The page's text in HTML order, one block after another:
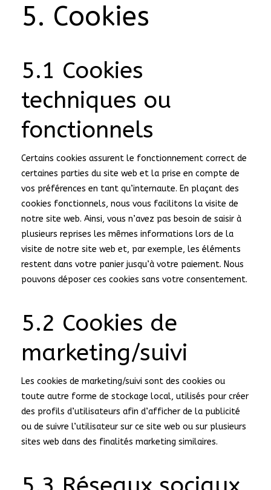
5. Cookies
5.1 Cookies
techniques ou
fonctionnels
Certains cookies assurent le fonctionnement correct de
certaines parties du site web et la prise en compte de
vos préférences en tant qu’internaute. En plaçant des
cookies fonctionnels, nous vous facilitons la visite de
notre site web. Ainsi, vous n’avez pas besoin de saisir à
plusieurs reprises les mêmes informations lors de la
visite de notre site web et, par exemple, les éléments
restent dans votre panier jusqu’à votre paiement. Nous
pouvons déposer ces cookies sans votre consentement.
5.2 Cookies de
marketing/suivi
Les cookies de marketing/suivi sont des cookies ou
toute autre forme de stockage local, utilisés pour créer
des profils d’utilisateurs afin d’afficher de la publicité
ou de suivre l’utilisateur sur ce site web ou sur plusieurs
sites web dans des finalités marketing similaires.